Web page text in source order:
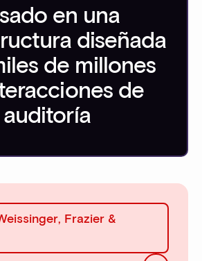
en una
diseñada
de millones
de
auditoría
, Frazier &